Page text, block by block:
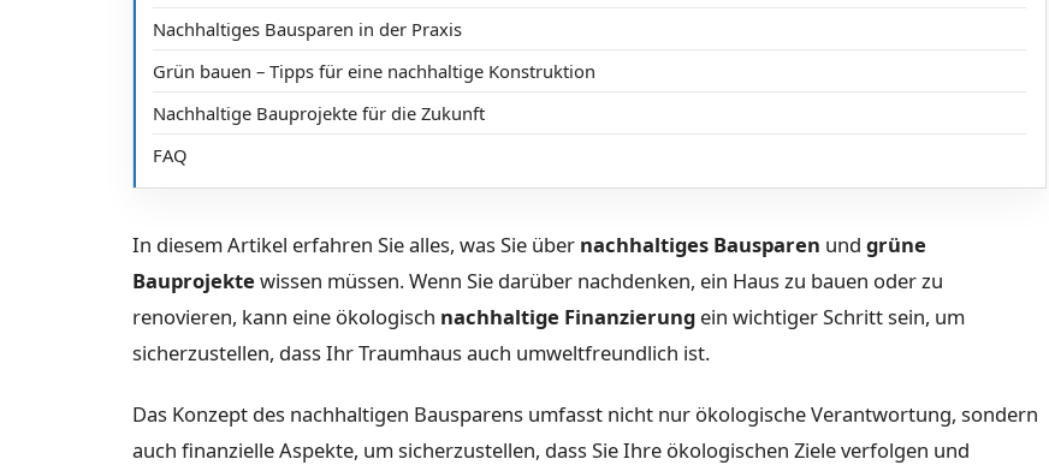
Nachhaltiges Bausparen in der Praxis
Grün bauen – Tipps für eine nachhaltige Konstruktion
Nachhaltige Bauprojekte für die Zukunft
FAQ
In diesem Artikel erfahren Sie alles, was Sie über nachhaltiges Bausparen und grüne
Bauprojekte wissen müssen. Wenn Sie darüber nachdenken, ein Haus zu bauen oder zu
renovieren, kann eine ökologisch nachhaltige Finanzierung ein wichtiger Schritt sein, um
sicherzustellen, dass Ihr Traumhaus auch umweltfreundlich ist.
Das Konzept des nachhaltigen Bausparens umfasst nicht nur ökologische Verantwortung, sondern
auch finanzielle Aspekte, um sicherzustellen, dass Sie Ihre ökologischen Ziele verfolgen und